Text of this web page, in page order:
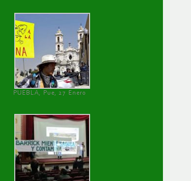
PUEBLA, Pue, 27 Enero